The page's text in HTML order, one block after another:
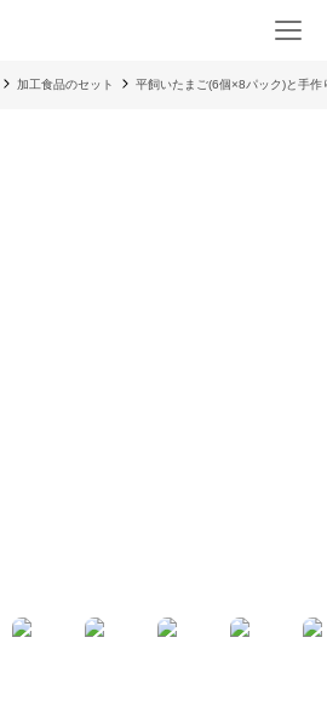
加工食品のセット 平飼いたまご(6個×8パック)と手